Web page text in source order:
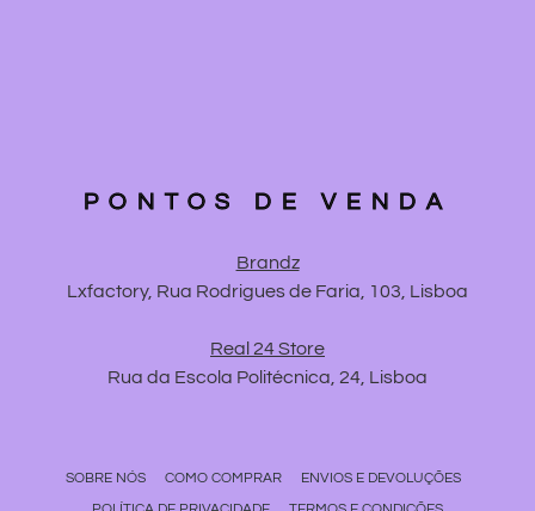
PONTOS DE VENDA
Brandz
Lxfactory, Rua Rodrigues de Faria, 103, Lisboa
Real 24 Store
Rua da Escola Politécnica, 24, Lisboa
SOBRE NÓS COMO COMPRAR
ENVIOS E DEVOLUÇÕES